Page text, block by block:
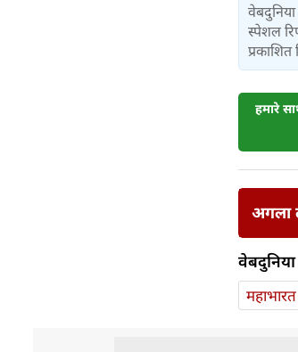
वेबदुनिया
स्पेशल
प्रकाशित
हमारे